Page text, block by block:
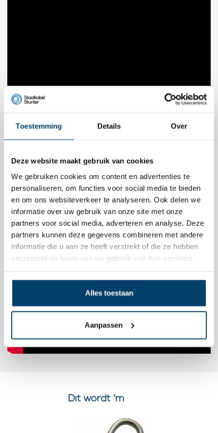
Toestemming Details Over
Deze website maakt gebruik van cookies
We gebruiken cookies om content en advertenties te
personaliseren, om functies voor social media te bieden
en om ons websiteverkeer te analyseren. Ook delen we
informatie over uw gebruik van onze site met onze
partners voor social media, adverteren en analyse. Deze
partners kunnen deze gegevens combineren met andere
informatie die u aan ze heeft verstrekt of die ze hebben
verzameld op basis van uw gebruik van hun services.
Alles toestaan
Aanpassen
Product video
Dit wordt ‘m